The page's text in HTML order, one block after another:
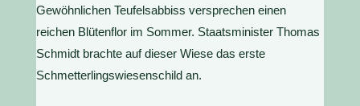
Gewöhnlichen Teufelsabbiss versprechen einen
reichen Blütenflor im Sommer. Staatsminister Thomas
Schmidt brachte auf dieser Wiese das erste
Schmetterlingswiesenschild an.